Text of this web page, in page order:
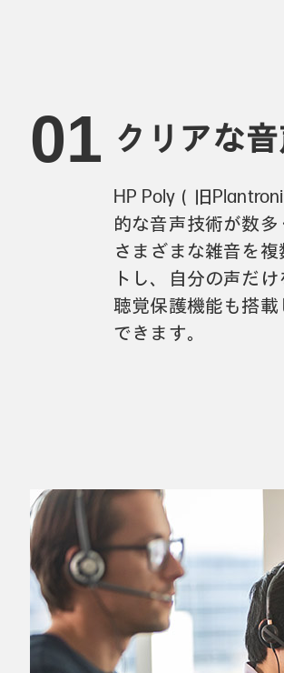
クリアな
HP Poly（旧
的な音声技術が数
さまざまな雑音を
トし、自分の声だ
聴覚保護機能も搭
できます。